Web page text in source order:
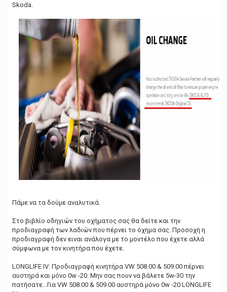
Skoda.
Πάμε να τα δούμε αναλυτικά.
Στο βιβλίο οδηγιών του οχήματος σας θα δείτε και την
προδιαγραφή των λαδιών που πέρνει το όχημα σας. Προσοχή η
προδιαγραφή δεν ειναι ανάλογα με το μοντέλο που έχετε αλλά
σύμφωνα με τον κινητήρα που έχετε.
LONGLIFE IV: Προδιαγραφή κινητήρα VW 508.00 & 509.00 πέρνει
αυστηρά και μόνο 0w -20. Μην σας πουν να βάλετε 5w-30 την
πατήσατε...Για VW 508.00 & 509.00 αυστηρά μόνο 0w -20 LONGLIFE